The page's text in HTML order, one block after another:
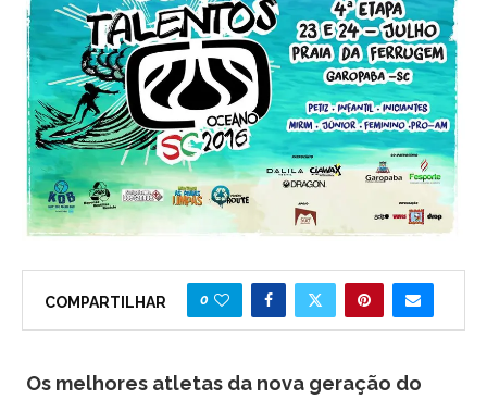
COMPARTILHAR 0
Os melhores atletas da nova geração do